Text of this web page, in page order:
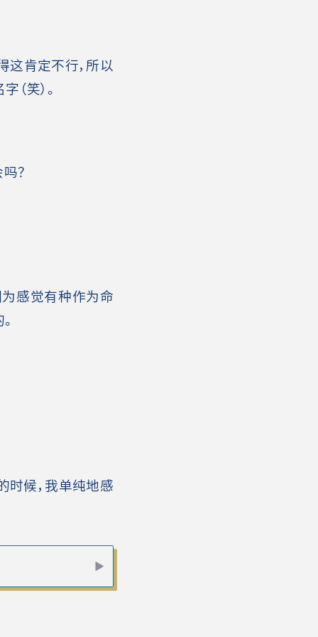
这肯定不行，所以
笑）。
？
为感觉有种作为命
时候，我单纯地感